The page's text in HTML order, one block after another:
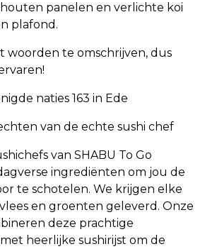
panelen en verlichte koi
plafond.
woorden te omschrijven, dus
naties 163 in Ede
van de echte sushi chef
van SHABU To Go
ingrediënten om jou de
te schotelen. We krijgen elke
vlees en groenten geleverd. Onze
deze prachtige
heerlijke sushirijst om de